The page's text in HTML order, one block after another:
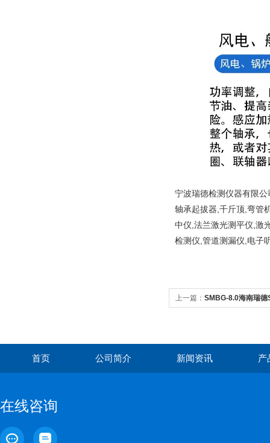
宁波瑞德检测仪器有限
轴承起拔器,千斤顶,弯管
中仪,法兰激光测平仪,激
检测仪,管道测漏仪,电子
上一篇： SMBG-8.0海南瑞德
首页 公司简介 新闻资讯 产
在线咨询